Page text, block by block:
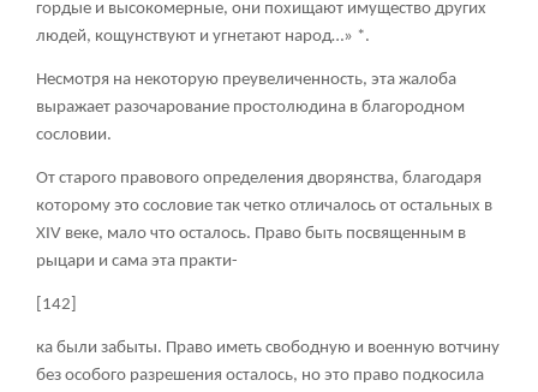
гордые и высокомерные, они похищают имущество других
людей, кощунствуют и угнетают народ…» *.
Несмотря на некоторую преувеличенность, эта жалоба
выражает разочарование простолюдина в благородном
сословии.
От старого правового определения дворянства, благодаря
которому это сословие так четко отличалось от остальных в
XIV веке, мало что осталось. Право быть посвященным в
рыцари и сама эта практи-
[142]
ка были забыты. Право иметь свободную и военную вотчину
без особого разрешения осталось, но это право подкосила